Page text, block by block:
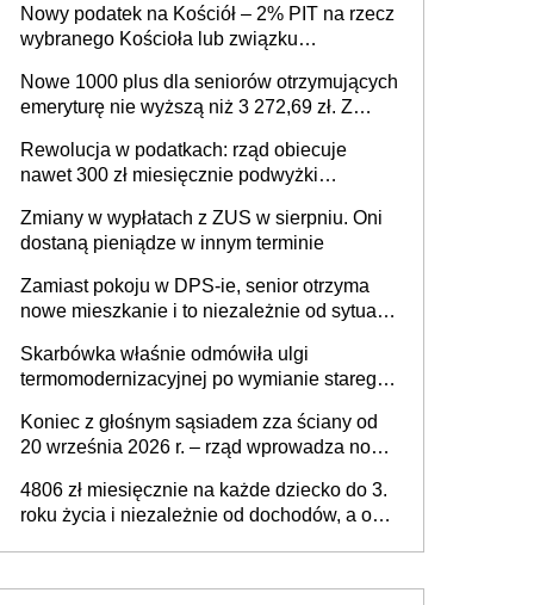
programu rządowego
Nowy podatek na Kościół – 2% PIT na rzecz
wybranego Kościoła lub związku
nad zmianami w systemie finansowania
Nowe 1000 plus dla seniorów otrzymujących
emeryturę nie wyższą niż 3 272,69 zł. Z
spóźnialscy świadczenia nie otrzymają
Rewolucja w podatkach: rząd obiecuje
nawet 300 zł miesięcznie podwyżki
Zmiany w wypłatach z ZUS w sierpniu. Oni
dostaną pieniądze w innym terminie
Zamiast pokoju w DPS-ie, senior otrzyma
nowe mieszkanie i to niezależnie od sytuacji
wsparcia dla osób po 60 roku życia
Skarbówka właśnie odmówiła ulgi
termomodernizacyjnej po wymianie starego
Koniec z głośnym sąsiadem zza ściany od
20 września 2026 r. – rząd wprowadza nowe
mieszkańców
4806 zł miesięcznie na każde dziecko do 3.
roku życia i niezależnie od dochodów, a od
Polsce